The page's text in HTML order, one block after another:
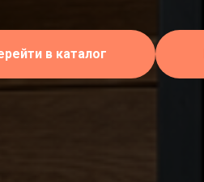
в каталог